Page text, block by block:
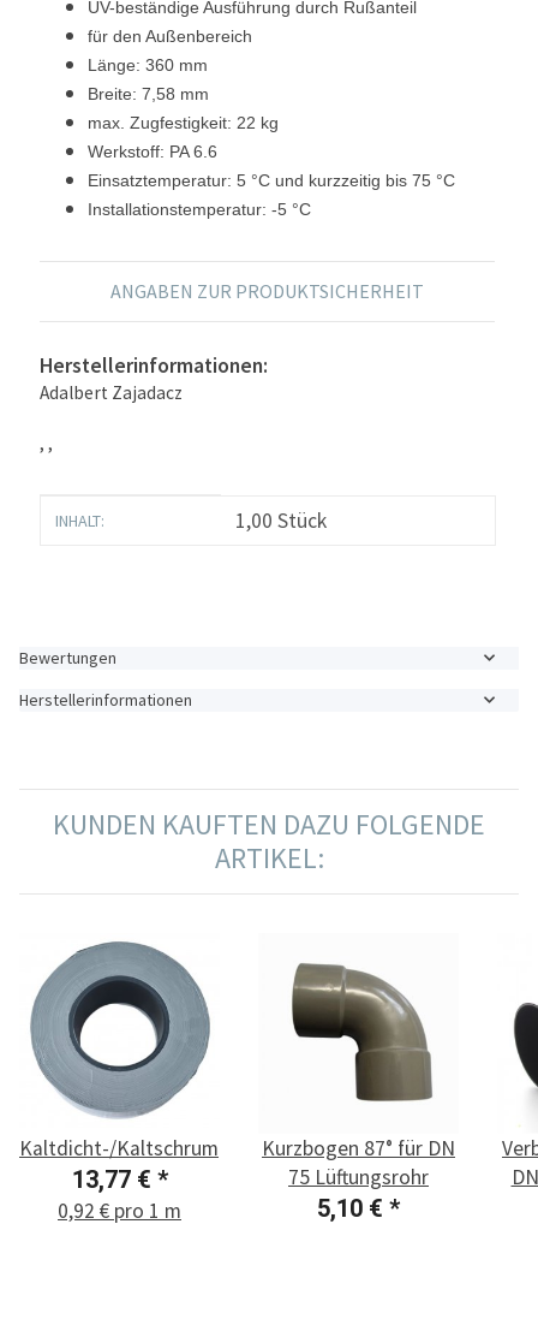
UV-beständige Ausführung durch Rußanteil
für den Außenbereich
Länge: 360 mm
Breite: 7,58 mm
max. Zugfestigkeit: 22 kg
Werkstoff: PA 6.6
Einsatztemperatur: 5 °C und kurzzeitig bis 75 °C
Installationstemperatur: -5 °C
ANGABEN ZUR PRODUKTSICHERHEIT
Herstellerinformationen:
Adalbert Zajadacz
, ,
Produkteigenschaft
Wert
INHALT: 1,00 Stück
Bewertungen
Herstellerinformationen
KUNDEN KAUFTEN DAZU FOLGENDE
ARTIKEL:
Kaltdicht-/Kaltschrumpfband
13,77 € *
0,92 € pro 1 m
Kurzbogen 87° für DN
75 Lüftungsrohr
5,10 € *